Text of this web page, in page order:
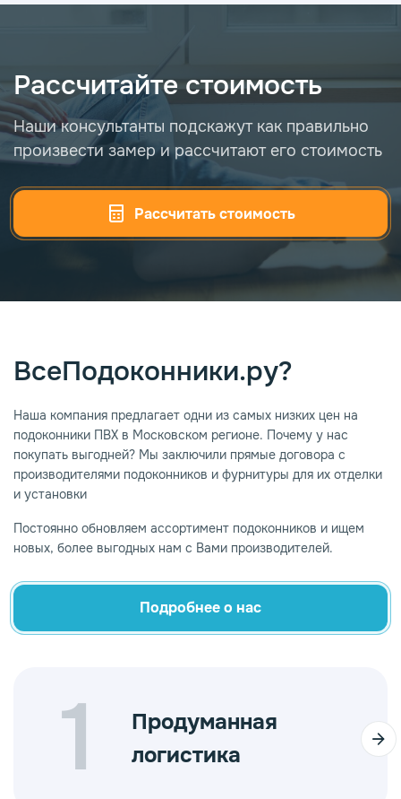
Рассчитайте стоимость
Наши консультанты подскажут как правильно
произвести замер и рассчитают его стоимость
Рассчитать стоимость
ВсеПодоконники.ру?
Наша компания предлагает одни из самых низких цен на
подоконники ПВХ в Московском регионе. Почему у нас
покупать выгодней? Мы заключили прямые договора с
производителями подоконников и фурнитуры для их отделки
и установки
Постоянно обновляем ассортимент подоконников и ищем
новых, более выгодных нам с Вами производителей.
Подробнее о нас
1
Продуманная
логистика